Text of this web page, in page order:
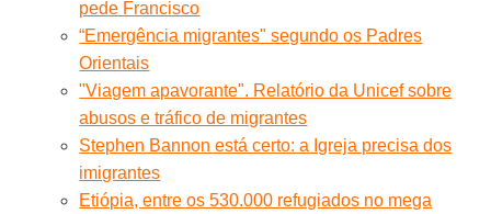
pede Francisco
“Emergência migrantes" segundo os Padres
Orientais
"Viagem apavorante". Relatório da Unicef sobre
abusos e tráfico de migrantes
Stephen Bannon está certo: a Igreja precisa dos
imigrantes
Etiópia, entre os 530.000 refugiados no mega